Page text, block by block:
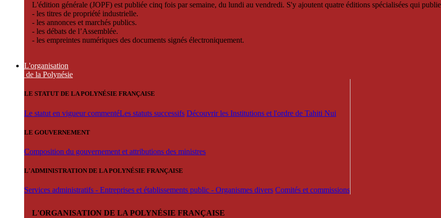
L'édition générale (JOPF) est publiée cinq fois par semaine, du lundi au vendredi. S'y ajoutent quatre éditions spécialisées qui
- les titres de propriété industrielle.
- les annonces et marchés publics.
- les débats de l’Assemblée.
- les empreintes numériques des documents signés électroniquement.
L'organisation
de la Polynésie
LE STATUT DE LA POLYNÉSIE FRANÇAISE
Le statut en vigueur commentéLes statuts successifs Découvrir les Institutions et l'ordre de Tahiti Nui
LE GOUVERNEMENT
Composition du gouvernement et attributions des ministres
L'ADMINISTRATION DE LA POLYNÉSIE FRANÇAISE
Services administratifs - Entreprises et établissements public - Organismes divers Comités et commissions
L'ORGANISATION DE LA POLYNÉSIE FRANÇAISE